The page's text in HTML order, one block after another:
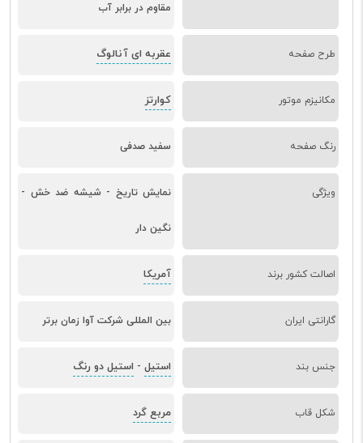
مقاوم در برابر آب
طرح صفحه عقربه ای آنالوگ
مکانیزم موتور کوارتز
رنگ صفحه سفید صدفی
ویژگی نمایش تاریخ - شیشه ضد خش -
نگین دار
اصالت کشور برند آمریکا
گارانتی ایران بین المللی شرکت آوا زمان برتر
جنس بند استیل - استیل دو رنگ
شکل قاب مربع گرد